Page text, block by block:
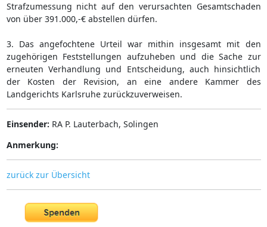
Strafzumessung nicht auf den verursachten Gesamtschaden
von über 391.000,-€ abstellen dürfen.
3. Das angefochtene Urteil war mithin insgesamt mit den
zugehörigen Feststellungen aufzuheben und die Sache zur
erneuten Verhandlung und Entscheidung, auch hinsichtlich
der Kosten der Revision, an eine andere Kammer des
Landgerichts Karlsruhe zurückzuverweisen.
Einsender: RA P. Lauterbach, Solingen
Anmerkung:
zurück zur Übersicht